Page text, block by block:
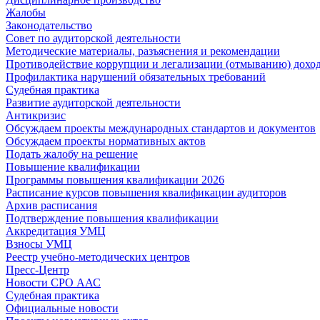
Жалобы
Законодательство
Совет по аудиторской деятельности
Методические материалы, разъяснения и рекомендации
Противодействие коррупции и легализации (отмыванию)
Профилактика нарушений обязательных требований
Судебная практика
Развитие аудиторской деятельности
Антикризис
Обсуждаем проекты международных стандартов и документов
Обсуждаем проекты нормативных актов
Подать жалобу на решение
Повышение квалификации
Программы повышения квалификации 2026
Расписание курсов повышения квалификации аудиторов
Архив расписания
Подтверждение повышения квалификации
Аккредитация УМЦ
Взносы УМЦ
Реестр учебно-методических центров
Пресс-Центр
Новости СРО ААС
Судебная практика
Официальные новости